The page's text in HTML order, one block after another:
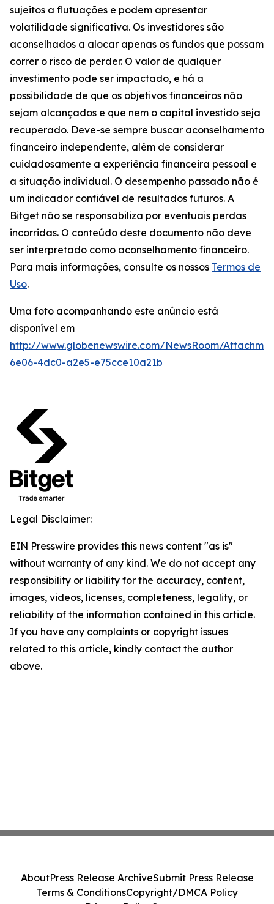
sujeitos a flutuações e podem apresentar
volatilidade significativa. Os investidores são
aconselhados a alocar apenas os fundos que possam
correr o risco de perder. O valor de qualquer
investimento pode ser impactado, e há a
possibilidade de que os objetivos financeiros não
sejam alcançados e que nem o capital investido seja
recuperado. Deve-se sempre buscar aconselhamento
financeiro independente, além de considerar
cuidadosamente a experiência financeira pessoal e
a situação individual. O desempenho passado não é
um indicador confiável de resultados futuros. A
Bitget não se responsabiliza por eventuais perdas
incorridas. O conteúdo deste documento não deve
ser interpretado como aconselhamento financeiro.
Para mais informações, consulte os nossos Termos de
Uso.
Uma foto acompanhando este anúncio está
disponível em
http://www.globenewswire.com/NewsRoom/
6e06-4dc0-a2e5-e75cce10a21b
Legal Disclaimer:
EIN Presswire provides this news content "as is"
without warranty of any kind. We do not accept any
responsibility or liability for the accuracy, content,
images, videos, licenses, completeness, legality, or
reliability of the information contained in this article.
If you have any complaints or copyright issues
related to this article, kindly contact the author
above.
AboutPress Release ArchiveSubmit Press Release
Terms & ConditionsCopyright/DMCA Policy